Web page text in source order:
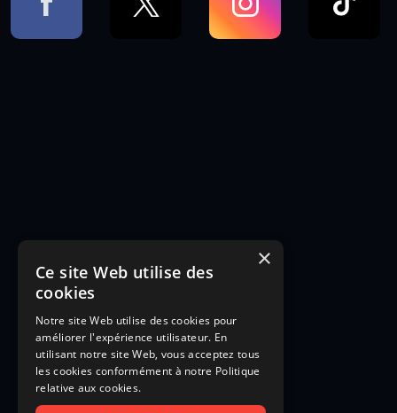
×
Ce site Web utilise des
cookies
Notre site Web utilise des cookies pour
améliorer l'expérience utilisateur. En
utilisant notre site Web, vous acceptez tous
les cookies conformément à notre Politique
relative aux cookies.